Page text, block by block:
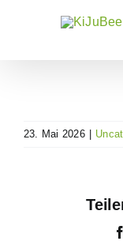
23. Mai 2026